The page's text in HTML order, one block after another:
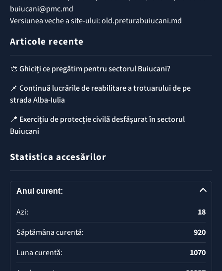
buiucani@pmc.md
Versiunea veche a site-ului: old.preturabuiucani.md
Articole recente
🎨 Ghiciți ce pregătim pentru sectorul Buiucani?
📌 Continuă lucrările de reabilitare a trotuarului de pe
strada Alba-Iulia
📍 Exercițiu de protecție civilă desfășurat în sectorul
Buiucani
Statistica accesărilor
Anul curent:
Azi:
18
Săptămâna curentă:
920
Luna curentă:
1070